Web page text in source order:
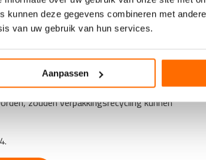
kunnen deze gegevens combineren met
van uw gebruik van hun services.
Aanpassen
Ook goede losweekbaarheid van
worden. Etikettenlijmen en
voor een EU-ban kan bij etikettendrukkers
niet recyclebare (papieren en plastic)
ander materiaal. Metallics die zich niet
hologrammen, TrustSeals, RFID-
zouden verpakkingsrecycling kunnen